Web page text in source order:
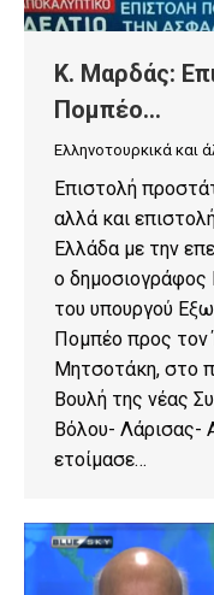
Κ. Μαρδάς:
Πομπέο…
Ελληνοτουρκικά και
Επιστολή
αλλά και
Ελλάδα με την
ο
του υπουργού
Πομπέο προς τον
Μητσοτάκη, στο
Βουλή της νέας
Βόλου- Λάρισας-
ετοίμασε…